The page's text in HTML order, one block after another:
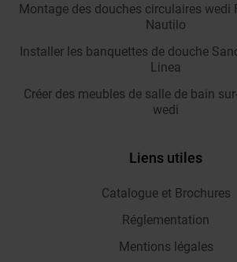
Montage des douches circulaires wedi
Nautilo
Installer les banquettes de douche
Linea
Créer des meubles de salle de bain
wedi
Liens utiles
Catalogue et Brochures
Réglementation
Mentions légales